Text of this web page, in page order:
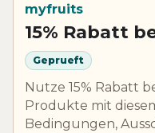
myfruits
15% Rabatt
Geprueft
Nutze 15% Rabatt
Produkte mit
Bedingungen,